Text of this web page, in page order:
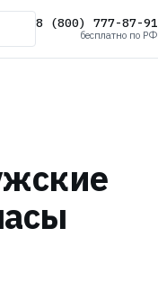
8 (800) 777-87-91
бесплатно по РФ